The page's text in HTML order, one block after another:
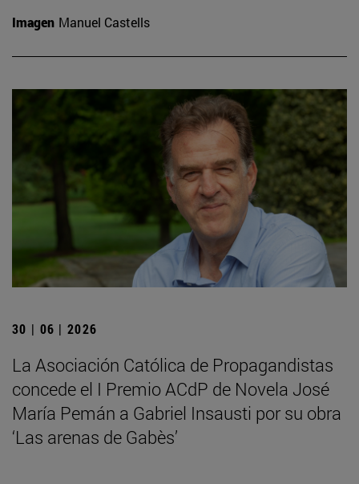
Imagen Manuel Castells
30 | 06 | 2026
La Asociación Católica de Propagandistas
concede el I Premio ACdP de Novela José
María Pemán a Gabriel Insausti por su obra
‘Las arenas de Gabès’